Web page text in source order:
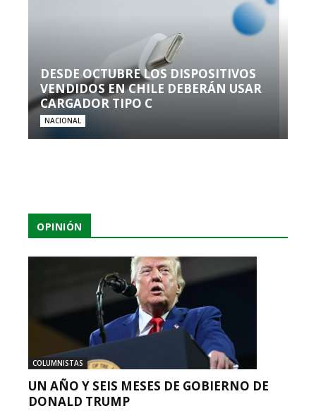
DESDE OCTUBRE LOS DISPOSITIVOS
VENDIDOS EN CHILE DEBERÁN USAR
CARGADOR TIPO C
NACIONAL
OPINIÓN
COLUMNISTAS
UN AÑO Y SEIS MESES DE GOBIERNO DE
DONALD TRUMP